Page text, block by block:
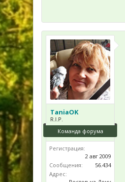
TaniaOK
R.I.P.
Команда форума
Регистрация:
2 авг 2009
Сообщения:
56.434
Адрес: